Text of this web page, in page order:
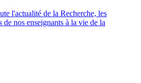
l'actualité de la Recherche, les
de nos enseignants à la vie de la